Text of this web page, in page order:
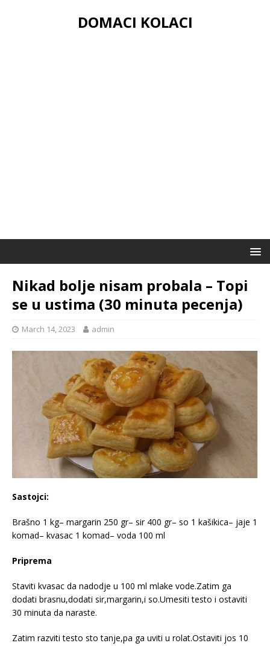
DOMACI KOLACI
Nikad bolje nisam probala – Topi
se u ustima (30 minuta pecenja)
March 14, 2023 admin
Sastojci:
Brašno 1 kg– margarin 250 gr– sir 400 gr– so 1 kašikica– jaje 1
komad– kvasac 1 komad– voda 100 ml
Priprema
Staviti kvasac da nadodje u 100 ml mlake vode.Zatim ga
dodati brasnu,dodati sir,margarin,i so.Umesiti testo i ostaviti
30 minuta da naraste.
Zatim razviti testo sto tanje,pa ga uviti u rolat.Ostaviti jos 10